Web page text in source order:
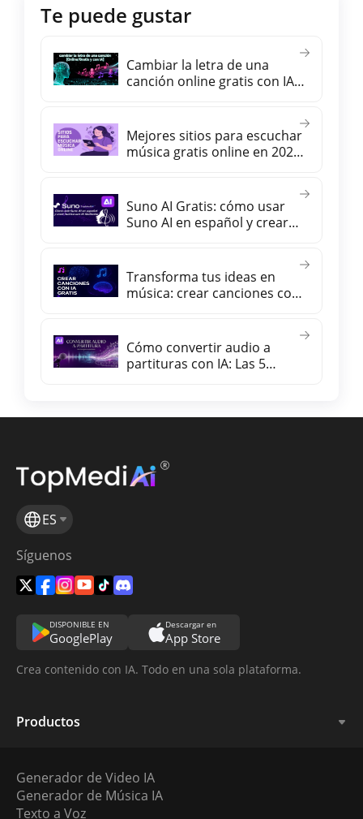
Te puede gustar
Cambiar la letra de una
canción online gratis con IA
Mejores sitios para escuchar
música gratis online en 2026
Suno AI Gratis: cómo usar
Suno AI en español y crear
Transforma tus ideas en
música: crear canciones con
Cómo convertir audio a
partituras con IA: Las 5
ES
Síguenos
DISPONIBLE EN
GooglePlay
Descargar en
App Store
Crea contenido con IA. Todo en una sola plataforma.
Productos
Generador de Video IA
Generador de Música IA
Texto a Voz